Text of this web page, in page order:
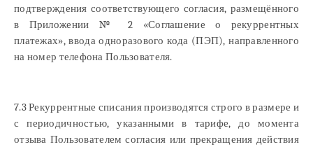
подтверждения соответствующего согласия, размещённого
в Приложении № 2 «Соглашение о рекуррентных
платежах», ввода одноразового кода (ПЭП), направленного
на номер телефона Пользователя.
7.3 Рекуррентные списания производятся строго в размере и
с периодичностью, указанными в тарифе, до момента
отзыва Пользователем согласия или прекращения действия